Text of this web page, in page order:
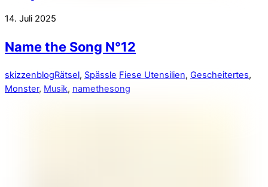
14. Juli 2025
Name the Song N°12
skizzenblogRätsel, Spässle Fiese Utensilien, Gescheitertes,
Monster, Musik, namethesong